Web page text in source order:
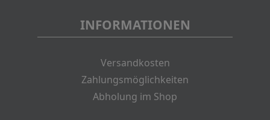
INFORMATIONEN
Versandkosten
Zahlungsmöglichkeiten
Abholung im Shop